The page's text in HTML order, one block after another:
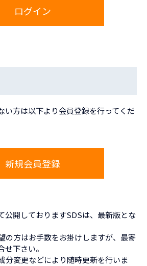
い方は以下より会員登録を行ってくだ
公開しておりますSDSは、最新版とな
の方はお手数をお掛けしますが、最寄
下さい。
分変更などにより随時更新を行いま